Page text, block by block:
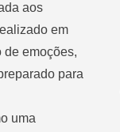
aos
em
de emoções,
para
uma